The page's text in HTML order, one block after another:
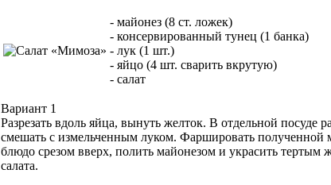
- майонез (8 ст. ложек)
- консервированный тунец (1 банка)
- лук (1 шт.)
- яйцо (4 шт. сварить вкрутую)
- салат
Вариант 1
Разрезать вдоль яйца, вынуть желток. В отдельной посуде
смешать с измельченным луком. Фаршировать полученной
блюдо срезом вверх, полить майонезом и украсить тертым
салата.